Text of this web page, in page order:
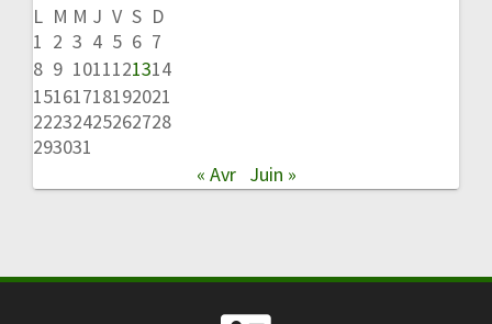
L M M J V S D
1 2 3 4 5 6 7
8 9 1011121314
15161718192021
22232425262728
293031
« Avr Juin »